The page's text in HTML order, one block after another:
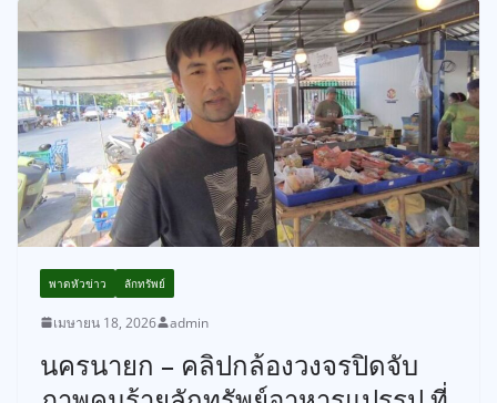
พาดหัวข่าว ลักทรัพย์
เมษายน 18, 2026 admin
นครนายก – คลิปกล้องวงจรปิดจับ